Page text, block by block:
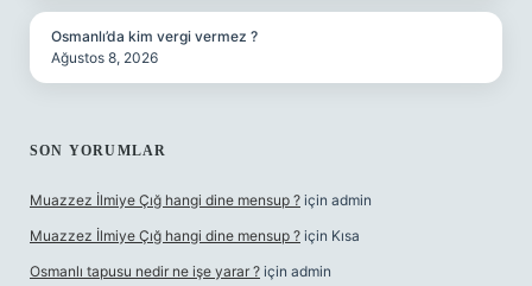
Osmanlı’da kim vergi vermez ?
Ağustos 8, 2026
SON YORUMLAR
Muazzez İlmiye Çığ hangi dine mensup ? için admin
Muazzez İlmiye Çığ hangi dine mensup ? için Kısa
Osmanlı tapusu nedir ne işe yarar ? için admin